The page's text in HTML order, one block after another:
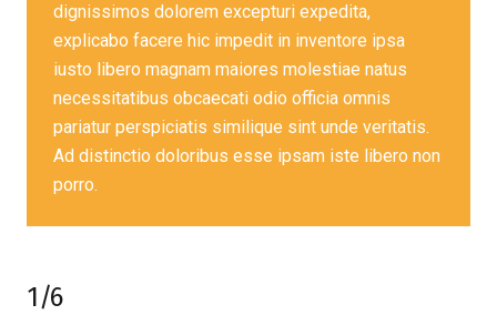
dignissimos dolorem excepturi expedita,
explicabo facere hic impedit in inventore ipsa
iusto libero magnam maiores molestiae natus
necessitatibus obcaecati odio officia omnis
pariatur perspiciatis similique sint unde veritatis.
Ad distinctio doloribus esse ipsam iste libero non
porro.
1/6